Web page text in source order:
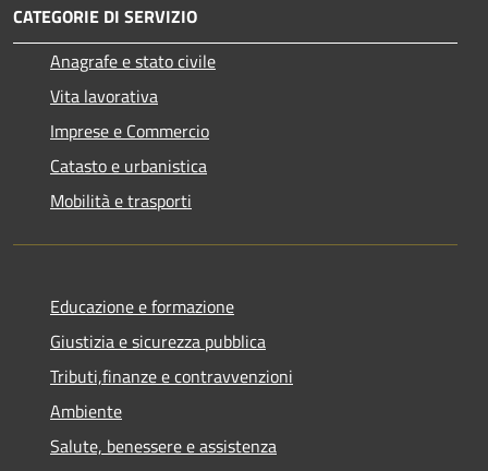
CATEGORIE DI SERVIZIO
Anagrafe e stato civile
Vita lavorativa
Imprese e Commercio
Catasto e urbanistica
Mobilità e trasporti
Educazione e formazione
Giustizia e sicurezza pubblica
Tributi,finanze e contravvenzioni
Ambiente
Salute, benessere e assistenza